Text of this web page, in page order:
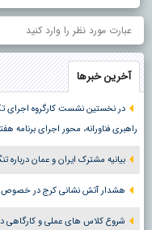
آخرین خبرها
در نخستین نشست کارگروه اجرای
راهبری فناورانه، محور اجرای برنامه
بیانیه مشترک ایران و عمان درباره
هشدار آتش نشانی کرج در خصوص
شروع کلاس های عملی و کارگاهی